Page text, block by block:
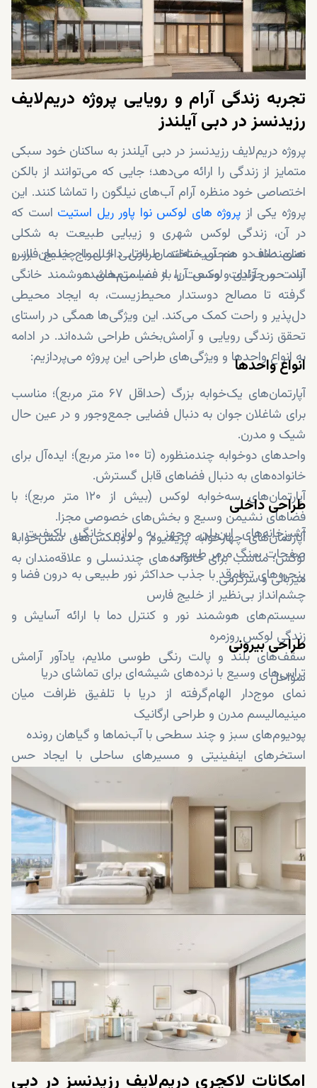
تجربه زندگی آرام و رویایی پروژه دریم‌لایف
رزیدنسز در دبی آیلندز
پروژه دریم‌لایف رزیدنسز در دبی آیلندز به ساکنان خود سبکی
متمایز از زندگی را ارائه می‌دهد؛ جایی که می‌توانند از بالکن
اختصاصی خود منظره آرام آب‌های نیلگون را تماشا کنند. این
پروژه یکی از پروژه های لوکس نوا پاور ریل استیت است که
در آن، زندگی لوکس شهری و زیبایی طبیعت به شکلی
هنرمندانه در هم آمیخته‌اند. طراحی داخلی با چیدمان باز و
آزاد، حس آزادی و وسعت را به فضا می‌بخشد.
نمای صاف و منحنی‌ ساختمان بازتابی از امواج خلیج فارس
است و جزئیات لوکس آن، از سیستم‌های هوشمند خانگی
گرفته تا مصالح دوستدار محیط‌زیست، به ایجاد محیطی
دل‌پذیر و راحت کمک می‌کند. این ویژگی‌ها همگی در راستای
تحقق زندگی‌ رویایی و آرامش‌بخش طراحی شده‌اند. در ادامه
به انواع واحدها و ویژگی‌های طراحی این پروژه می‌پردازیم:
انواع واحدها
آپارتمان‌های یک‌خوابه بزرگ (حداقل ۶۷ متر مربع)؛ مناسب
برای شاغلان جوان به دنبال فضایی جمع‌وجور و در عین حال
شیک و مدرن.
واحدهای دوخوابه چندمنظوره (تا ۱۰۰ متر مربع)؛ ایده‌آل برای
خانواده‌های به دنبال فضاهای قابل گسترش‌.
آپارتمان‌های سه‌خوابه لوکس (بیش از ۱۲۰ متر مربع)؛ با
فضاهای نشیمن وسیع و بخش‌های خصوصی مجزا.
آپارتمان‌های چهارخوابه پریمیوم و دوبلکس‌های شش‌خوابه
لوکس؛ مناسب برای خانواده‌های چندنسلی و علاقه‌مندان به
میزبانی و سرگرمی.
طراحی داخلی
آشپزخانه‌های اپن‌پلن مجهز به لوازم خانگی باکیفیت و
صفحات سنگ مرمر طبیعی
پنجره‌های تمام‌قد با جذب حداکثر نور طبیعی به درون فضا و
چشم‌انداز بی‌نظیر از خلیج فارس
سیستم‌های هوشمند نور و کنترل دما با ارائه آسایش و
زندگی لوکس روزمره
سقف‌های بلند و پالت رنگی طوسی ملایم، یادآور آرامش
سواحل
طراحی بیرونی
تراس‌های وسیع با نرده‌های شیشه‌ای برای تماشای دریا
نمای موج‌دار الهام‌گرفته از دریا با تلفیق ظرافت میان
مینیمالیسم مدرن و طراحی ارگانیک
پودیوم‌های سبز و چند سطحی با آب‌نماها و گیاهان رونده
استخرهای اینفینیتی و مسیرهای ساحلی با ایجاد حس
زندگی کنار دریا
امکانات لاکچری دریم‌لایف رزیدنسز در دبی